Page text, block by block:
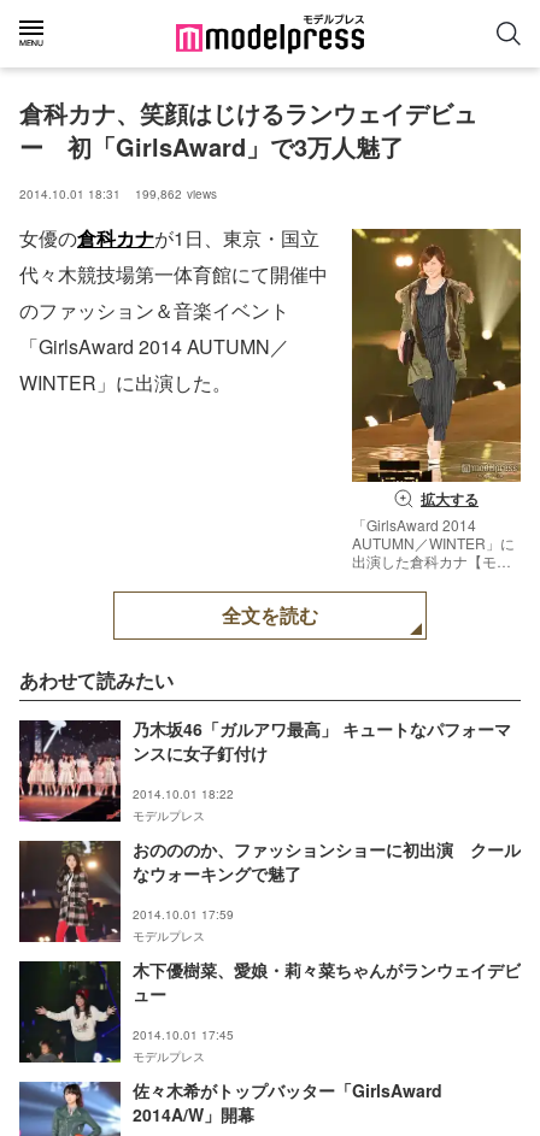
倉科カナ、笑顔はじけるランウェイデビュ
ー　初「GirlsAward」で3万人魅了
2014.10.01 18:31 199,862 views
拡大する
「GirlsAward 2014
AUTUMN／WINTER」に
出演した倉科カナ【モデ
女優の倉科カナが1日、東京・国立
代々木競技場第一体育館にて開催中
のファッション＆音楽イベント
「GirlsAward 2014 AUTUMN／
WINTER」に出演した。
全文を読む
あわせて読みたい
乃木坂46「ガルアワ最高」 キュートなパフォーマ
ンスに女子釘付け
2014.10.01 18:22
モデルプレス
おのののか、ファッションショーに初出演 クール
なウォーキングで魅了
2014.10.01 17:59
モデルプレス
木下優樹菜、愛娘・莉々菜ちゃんがランウェイデビ
ュー
2014.10.01 17:45
モデルプレス
佐々木希がトップバッター「GirlsAward
2014A/W」開幕